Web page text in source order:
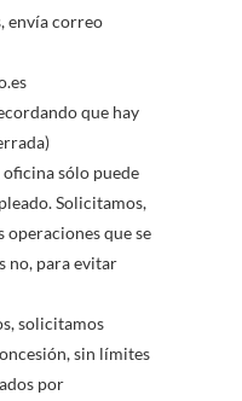
envía correo
que hay
sólo puede
Solicitamos,
operaciones que se
no, para evitar
solicitamos
sin límites
por